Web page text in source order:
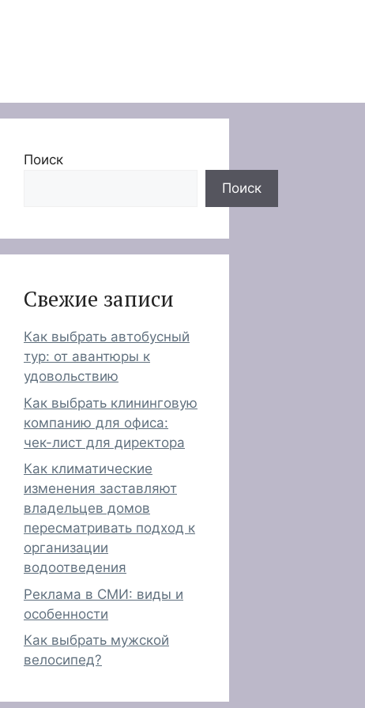
Поиск
Поиск
Свежие записи
Как выбрать автобусный
тур: от авантюры к
удовольствию
Как выбрать клининговую
компанию для офиса:
чек-лист для директора
Как климатические
изменения заставляют
владельцев домов
пересматривать подход к
организации
водоотведения
Реклама в СМИ: виды и
особенности
Как выбрать мужской
велосипед?